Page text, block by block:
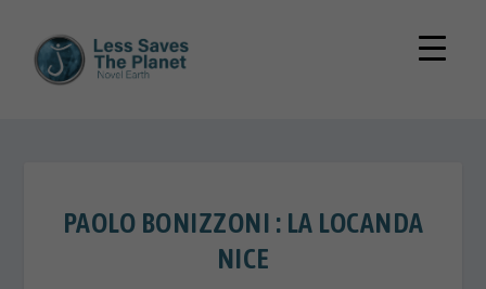
PAOLO BONIZZONI : LA LOCANDA
NICE